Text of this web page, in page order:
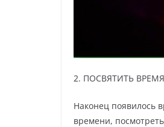
2. ПОСВЯТИТЬ
Наконец появилось
времени,